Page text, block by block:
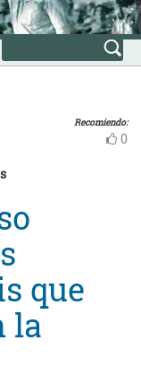
Recomiendo:
0
que
la